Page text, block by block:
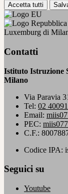
Accetta tutti
Luxemburg di
Contatti
Istituto Istruzione
Milano
Via Paravia
Tel: 02
Email:
PEC:
C.F.:
Codice IPA:
Seguici su
Youtube